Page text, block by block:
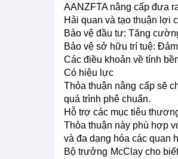
AANZFTA nâng cấp đưa
Hải quan và tạo thuận lợi
Bảo vệ đầu tư: Tăng
Bảo vệ sở hữu trí tuệ:
Các điều khoản về tính
Có hiệu lực
Thỏa thuận nâng cấp sẽ
quá trình phê chuẩn.
Hỗ trợ các mục tiêu
Thỏa thuận này phù hợp
và đa dạng hóa các quan
Bộ trưởng McClay cho